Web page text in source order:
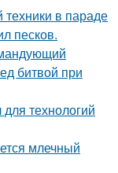
техники в параде
песков.
битвой при
технологий
млечный